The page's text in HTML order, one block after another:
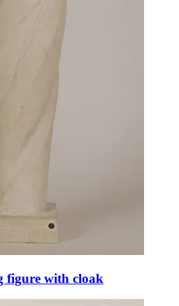
figure with cloak